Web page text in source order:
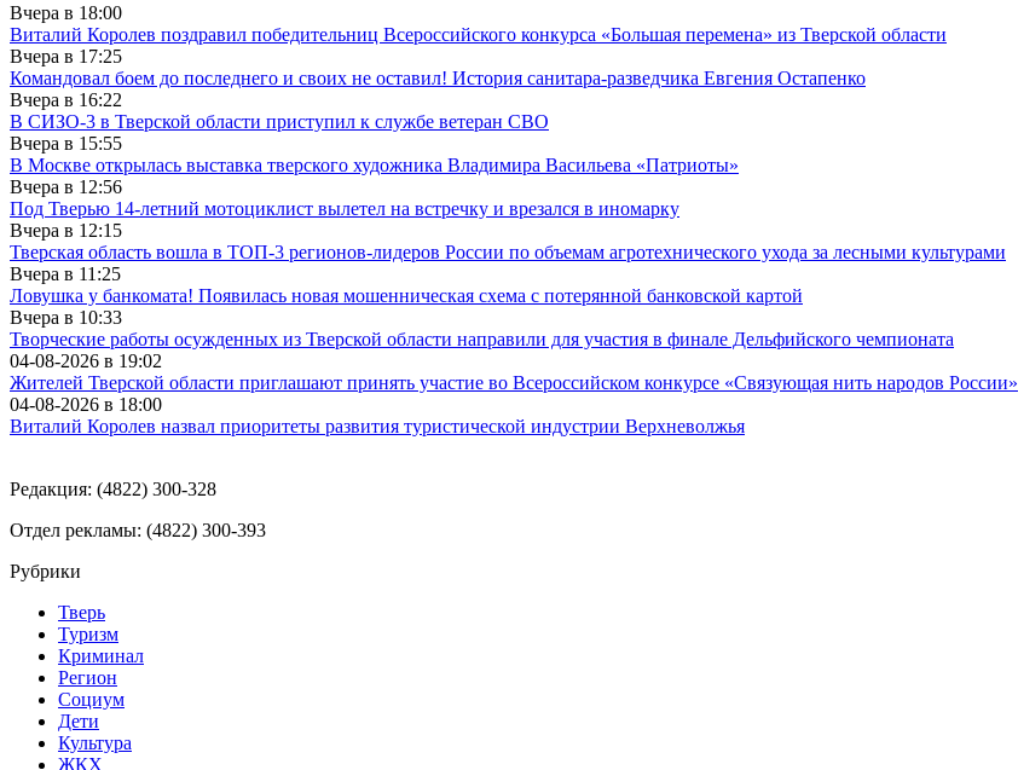
Вчера в 18:00
Виталий Королев поздравил победительниц Всероссийского конкурса «Большая перемена» из Тверской области
Вчера в 17:25
Командовал боем до последнего и своих не оставил! История санитара-разведчика Евгения Остапенко
Вчера в 16:22
В СИЗО-3 в Тверской области приступил к службе ветеран СВО
Вчера в 15:55
В Москве открылась выставка тверского художника Владимира Васильева «Патриоты»
Вчера в 12:56
Под Тверью 14-летний мотоциклист вылетел на встречку и врезался в иномарку
Вчера в 12:15
Тверская область вошла в ТОП-3 регионов-лидеров России по объемам агротехнического ухода за лесными культурами
Вчера в 11:25
Ловушка у банкомата! Появилась новая мошенническая схема с потерянной банковской картой
Вчера в 10:33
Творческие работы осужденных из Тверской области направили для участия в финале Дельфийского чемпионата
04-08-2026 в 19:02
Жителей Тверской области приглашают принять участие во Все­рос­сий­ско­м конкурсе «Свя­зу­ю­щая нить на­ро­дов Рос­сии»
04-08-2026 в 18:00
Виталий Королев назвал приоритеты развития туристической индустрии Верхневолжья
Редакция: (4822) 300-328
Отдел рекламы: (4822) 300-393
Рубрики
Тверь
Туризм
Криминал
Регион
Социум
Дети
Культура
ЖКХ